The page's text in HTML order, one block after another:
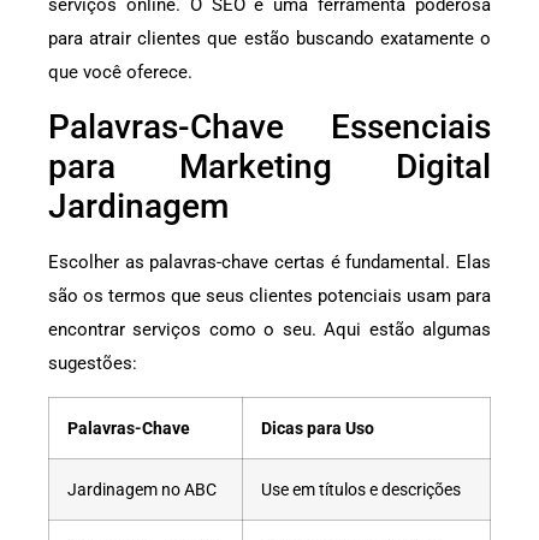
serviços online. O SEO é uma ferramenta poderosa
para atrair clientes que estão buscando exatamente o
que você oferece.
Palavras-Chave Essenciais
para Marketing Digital
Jardinagem
Escolher as palavras-chave certas é fundamental. Elas
são os termos que seus clientes potenciais usam para
encontrar serviços como o seu. Aqui estão algumas
sugestões:
Palavras-Chave Dicas para Uso
Jardinagem no ABC Use em títulos e descrições